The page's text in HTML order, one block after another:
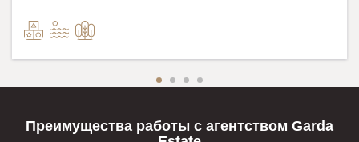
Преимущества работы с агентством Garda